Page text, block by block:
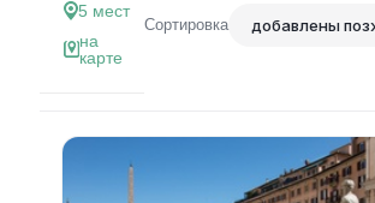
5 мест
на
карте
Сортировка